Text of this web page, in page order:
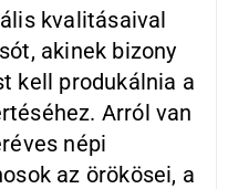
kvalitásaival
akinek bizony
kell produkálnia a
Arról van
népi
az örökösei, a